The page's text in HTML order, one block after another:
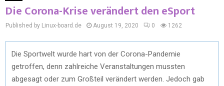
Die Corona-Krise verändert den eSport
Published by Linux-board.de August 19, 2020 0 1262
Die Sportwelt wurde hart von der Corona-Pandemie
getroffen, denn zahlreiche Veranstaltungen mussten
abgesagt oder zum Großteil verändert werden. Jedoch gab